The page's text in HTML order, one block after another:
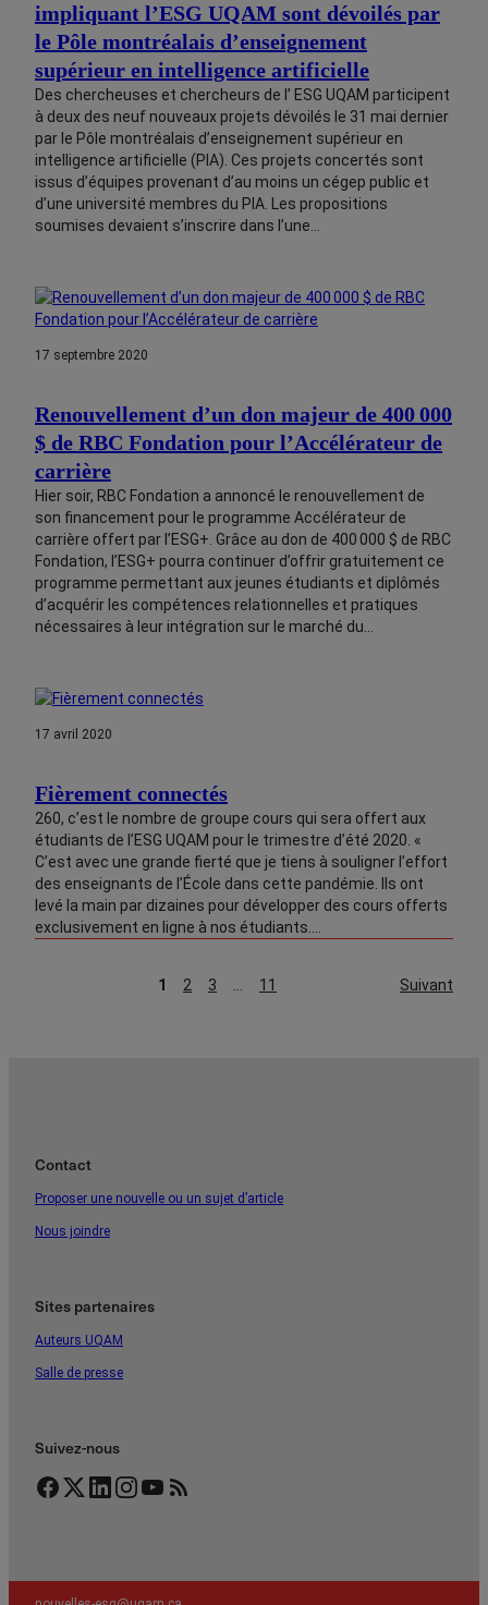
impliquant l’ESG UQAM sont dévoilés par
le Pôle montréalais d’enseignement
supérieur en intelligence artificielle
Des chercheuses et chercheurs de l’ ESG UQAM participent
à deux des neuf nouveaux projets dévoilés le 31 mai dernier
par le Pôle montréalais d’enseignement supérieur en
intelligence artificielle (PIA). Ces projets concertés sont
issus d’équipes provenant d’au moins un cégep public et
d’une université membres du PIA. Les propositions
soumises devaient s’inscrire dans l’une…
17 septembre 2020
Renouvellement d’un don majeur de 400 000
$ de RBC Fondation pour l’Accélérateur de
carrière
Hier soir, RBC Fondation a annoncé le renouvellement de
son financement pour le programme Accélérateur de
carrière offert par l’ESG+. Grâce au don de 400 000 $ de RBC
Fondation, l’ESG+ pourra continuer d’offrir gratuitement ce
programme permettant aux jeunes étudiants et diplômés
d’acquérir les compétences relationnelles et pratiques
nécessaires à leur intégration sur le marché du…
17 avril 2020
Fièrement connectés
260, c’est le nombre de groupe cours qui sera offert aux
étudiants de l’ESG UQAM pour le trimestre d’été 2020. «
C’est avec une grande fierté que je tiens à souligner l’effort
des enseignants de l’École dans cette pandémie. Ils ont
levé la main par dizaines pour développer des cours offerts
exclusivement en ligne à nos étudiants.…
1 2 3 … 11 Suivant
Contact
Proposer une nouvelle ou un sujet d’article
Nous joindre
Sites partenaires
Auteurs UQAM
Salle de presse
Suivez-nous
Facebook Twitter LinkedIn Instagram YouTube Flux RSS